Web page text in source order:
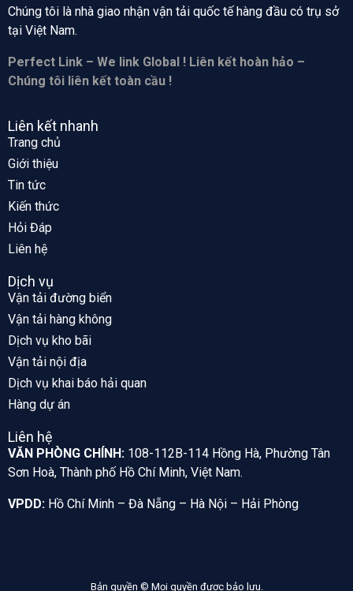
Chúng tôi là nhà giao nhận vận tải quốc tế hàng đầu có trụ sở
tại Việt Nam.
Perfect Link – We link Global ! Liên kết hoàn hảo –
Chúng tôi liên kết toàn cầu !
Liên kết nhanh
Trang chủ
Giới thiệu
Tin tức
Kiến thức
Hỏi Đáp
Liên hệ
Dịch vụ
Vận tải đường biển
Vận tải hàng không
Dịch vụ kho bãi
Vận tải nội địa
Dịch vụ khai báo hải quan
Hàng dự án
Liên hệ
VĂN PHÒNG CHÍNH: 108-112B-114 Hồng Hà, Phường Tân
Sơn Hoà, Thành phố Hồ Chí Minh, Việt Nam.
VPDD: Hồ Chí Minh – Đà Nẵng – Hà Nội – Hải Phòng
Bản quyền © Mọi quyền được bảo lưu.